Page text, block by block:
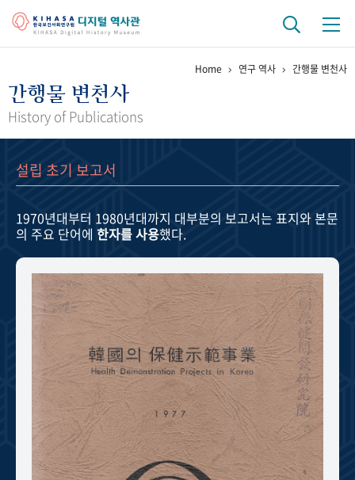
걸어온 길 기관 변천사
정책과 연구 키워드로 보는 연구 역사
연구자들
기록물 아카이브
사진 아카이브 문서 기록물 행정박물 영상 기록물
주년 기념
성과 50선 숫자로 보는 50년 50+1주년 광장
세계와 함께 한 KIHASA
VR 역사관
Home 연구 역사 간행물 변천사
간행물 변천사
History of Publications
설립 초기 보고서
1970년대부터 1980년대까지 대부분의 보고서는 표지와 본문
의 주요 단어에 한자를 사용했다.